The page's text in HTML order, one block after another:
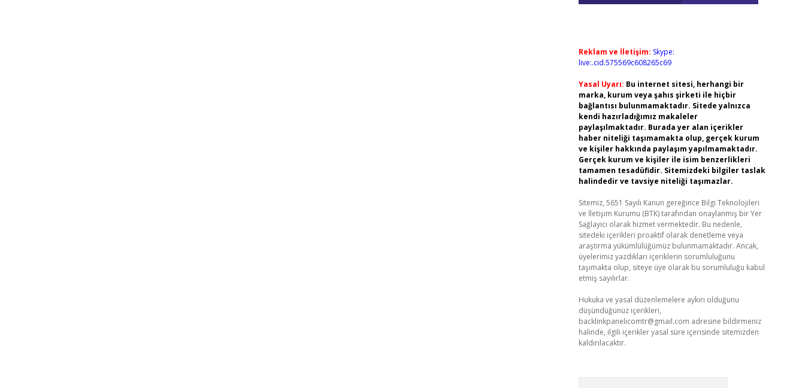
Reklam ve İletişim: Skype:
live:.cid.575569c608265c69
Yasal Uyarı: Bu internet sitesi, herhangi bir
marka, kurum veya şahıs şirketi ile hiçbir
bağlantısı bulunmamaktadır. Sitede yalnızca
kendi hazırladığımız makaleler
paylaşılmaktadır. Burada yer alan içerikler
haber niteliği taşımamakta olup, gerçek kurum
ve kişiler hakkında paylaşım yapılmamaktadır.
Gerçek kurum ve kişiler ile isim benzerlikleri
tamamen tesadüfidir. Sitemizdeki bilgiler taslak
halindedir ve tavsiye niteliği taşımazlar.
Sitemiz, 5651 Sayılı Kanun gereğince Bilgi Teknolojileri
ve İletişim Kurumu (BTK) tarafından onaylanmış bir Yer
Sağlayıcı olarak hizmet vermektedir. Bu nedenle,
sitedeki içerikleri proaktif olarak denetleme veya
araştırma yükümlülüğümüz bulunmamaktadır. Ancak,
üyelerimiz yazdıkları içeriklerin sorumluluğunu
taşımakta olup, siteye üye olarak bu sorumluluğu kabul
etmiş sayılırlar.
Hukuka ve yasal düzenlemelere aykırı olduğunu
düşündüğünüz içerikleri,
backlinkpanelicomtr@gmail.com adresine bildirmeniz
halinde, ilgili içerikler yasal süre içerisinde sitemizden
kaldırılacaktır.